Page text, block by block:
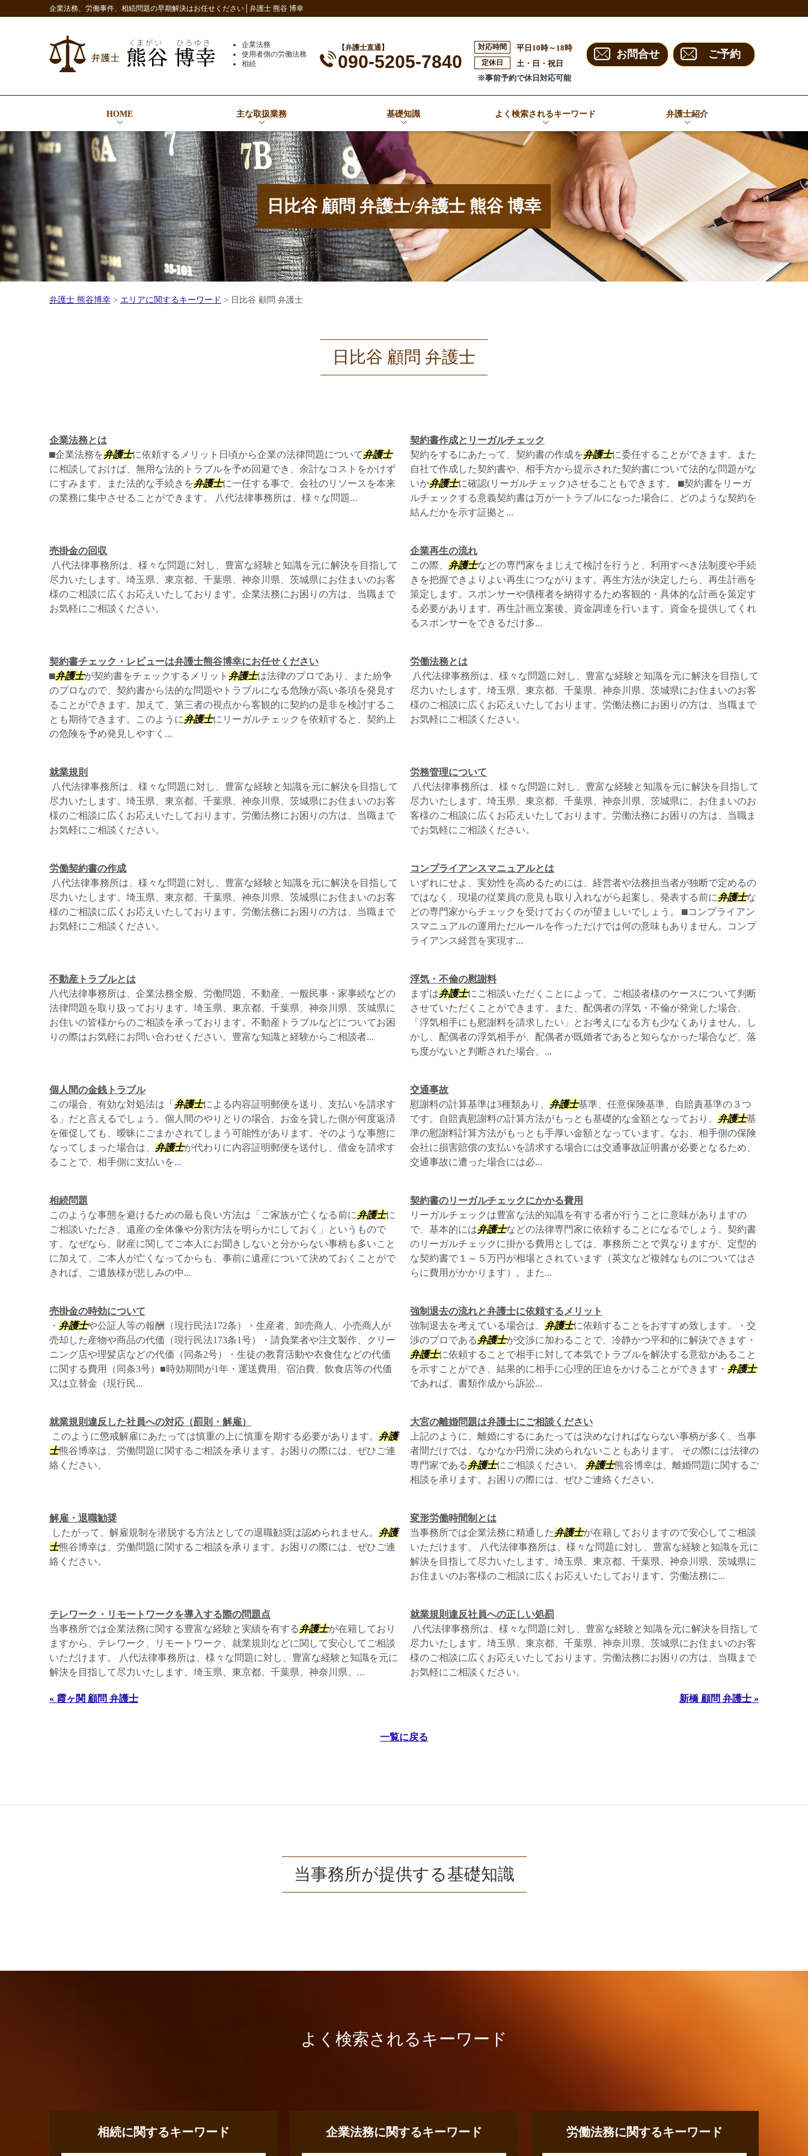
企業法務、労働事件、相続問題の早期解決はお任せください│弁護士 熊谷 博幸
企業法務
使用者側の労働法務
相続
【弁護士直通】
090-5205-7840
対応時間 平日10時～18時
定休日
土・日・祝日
※事前予約で休日対応可能
お問合せ ご予約
HOME 主な取扱業務 基礎知識 よく検索されるキーワード 弁護士紹介
日比谷 顧問 弁護士/弁護士 熊谷 博幸
弁護士 熊谷博幸 > エリアに関するキーワード > 日比谷 顧問 弁護士
日比谷 顧問 弁護士
企業法務とは
⬛︎企業法務を弁護士に依頼するメリット日頃から企業の法律問題について弁護士
に相談しておけば、無用な法的トラブルを予め回避でき、余計なコストをかけず
にすみます。また法的な手続きを弁護士に一任する事で、会社のリソースを本来
の業務に集中させることができます。 八代法律事務所は、様々な問題...
契約書作成とリーガルチェック
契約をするにあたって、契約書の作成を弁護士に委任することができます。また
自社で作成した契約書や、相手方から提示された契約書について法的な問題がな
いか弁護士に確認(リーガルチェック)させることもできます。 ⬛︎契約書をリーガ
ルチェックする意義契約書は万が一トラブルになった場合に、どのような契約を
結んだかを示す証拠と...
売掛金の回収
八代法律事務所は、様々な問題に対し、豊富な経験と知識を元に解決を目指して
尽力いたします。埼玉県、東京都、千葉県、神奈川県、茨城県にお住まいのお客
様のご相談に広くお応えいたしております。企業法務にお困りの方は、当職まで
お気軽にご相談ください。
企業再生の流れ
この際、 弁護士などの専門家をまじえて検討を行うと、利用すべき法制度や手続
きを把握できよりよい再生につながります。再生方法が決定したら、再生計画を
策定します。スポンサーや債権者を納得するため客観的・具体的な計画を策定す
る必要があります。再生計画立案後、資金調達を行います。資金を提供してくれ
るスポンサーをできるだけ多...
契約書チェック・レビューは弁護士熊谷博幸にお任せください
⬛︎弁護士が契約書をチェックするメリット 弁護士は法律のプロであり、また紛争
のプロなので、契約書から法的な問題やトラブルになる危険が高い条項を発見す
ることができます。加えて、第三者の視点から客観的に契約の是非を検討するこ
とも期待できます。このように弁護士にリーガルチェックを依頼すると、契約上
の危険を予め発見しやすく...
労働法務とは
八代法律事務所は、様々な問題に対し、豊富な経験と知識を元に解決を目指して
尽力いたします。埼玉県、東京都、千葉県、神奈川県、茨城県にお住まいのお客
様のご相談に広くお応えいたしております。労働法務にお困りの方は、当職まで
お気軽にご相談ください。
就業規則
八代法律事務所は、様々な問題に対し、豊富な経験と知識を元に解決を目指して
尽力いたします。埼玉県、東京都、千葉県、神奈川県、茨城県にお住まいのお客
様のご相談に広くお応えいたしております。労働法務にお困りの方は、当職まで
お気軽にご相談ください。
労務管理について
八代法律事務所は、様々な問題に対し、豊富な経験と知識を元に解決を目指して
尽力いたします。埼玉県、東京都、千葉県、神奈川県、茨城県に、お住まいのお
客様のご相談に広くお応えいたしております。労働法務にお困りの方は、当職ま
でお気軽にご相談ください。
労働契約書の作成
八代法律事務所は、様々な問題に対し、豊富な経験と知識を元に解決を目指して
尽力いたします。埼玉県、東京都、千葉県、神奈川県、茨城県にお住まいのお客
様のご相談に広くお応えいたしております。労働法務にお困りの方は、当職まで
お気軽にご相談ください。
コンプライアンスマニュアルとは
いずれにせよ、実効性を高めるためには、経営者や法務担当者が独断で定めるの
ではなく、現場の従業員の意見も取り入れながら起案し、発表する前に弁護士な
どの専門家からチェックを受けておくのが望ましいでしょう。 ⬛︎コンプライアン
スマニュアルの運用ただルールを作っただけでは何の意味もありません。コンプ
ライアンス経営を実現す...
不動産トラブルとは
八代法律事務所は、企業法務全般、労働問題、不動産、一般民事・家事続などの
法律問題を取り扱っております。埼玉県、東京都、千葉県、神奈川県、茨城県に
お住いの皆様からのご相談を承っております。不動産トラブルなどについてお困
りの際はお気軽にお問い合わせください。豊富な知識と経験からご相談者...
浮気・不倫の慰謝料
まずは弁護士にご相談いただくことによって、ご相談者様のケースについて判断
させていただくことができます。また、配偶者の浮気・不倫が発覚した場合、
「浮気相手にも慰謝料を請求したい」とお考えになる方も少なくありません。し
かし、配偶者の浮気相手が、配偶者が既婚者であると知らなかった場合など、落
ち度がないと判断された場合、...
個人間の金銭トラブル
この場合、有効な対処法は「 弁護士による内容証明郵便を送り、支払いを請求す
る」だと言えるでしょう。個人間のやりとりの場合、お金を貸した側が何度返済
を催促しても、曖昧にごまかされてしまう可能性があります。そのような事態に
なってしまった場合は、 弁護士が代わりに内容証明郵便を送付し、借金を請求す
ることで、相手側に支払いを...
交通事故
慰謝料の計算基準は3種類あり、 弁護士基準、任意保険基準、自賠責基準の３つ
です。自賠責慰謝料の計算方法がもっとも基礎的な金額となっており、 弁護士基
準の慰謝料計算方法がもっとも手厚い金額となっています。なお、相手側の保険
会社に損害賠償の支払いを請求する場合には交通事故証明書が必要となるため、
交通事故に遭った場合には必...
相続問題
このような事態を避けるための最も良い方法は「ご家族が亡くなる前に弁護士に
ご相談いただき、遺産の全体像や分割方法を明らかにしておく」というもので
す。なぜなら、財産に関してご本人にお聞きしないと分からない事柄も多いこと
に加えて、ご本人が亡くなってからも、事前に遺産について決めておくことがで
きれば、ご遺族様が悲しみの中...
契約書のリーガルチェックにかかる費用
リーガルチェックは豊富な法的知識を有する者が行うことに意味がありますの
で、基本的には弁護士などの法律専門家に依頼することになるでしょう。契約書
のリーガルチェックに掛かる費用としては、事務所ごとで異なりますが、定型的
な契約書で１～５万円が相場とされています（英文など複雑なものについてはさ
らに費用がかかります）。また...
売掛金の時効について
・ 弁護士や公証人等の報酬（現行民法172条）・生産者、卸売商人、小売商人が
売却した産物や商品の代価（現行民法173条1号）・請負業者や注文製作、クリー
ニング店や理髪店などの代価（同条2号）・生徒の教育活動や衣食住などの代価
に関する費用（同条3号）■時効期間が1年・運送費用、宿泊費、飲食店等の代価
又は立替金（現行民...
強制退去の流れと弁護士に依頼するメリット
強制退去を考えている場合は、 弁護士に依頼することをおすすめ致します。・交
渉のプロである弁護士が交渉に加わることで、冷静かつ平和的に解決できます・
弁護士に依頼することで相手に対して本気でトラブルを解決する意欲があること
を示すことができ、結果的に相手に心理的圧迫をかけることができます・ 弁護士
であれば、書類作成から訴訟...
就業規則違反した社員への対応（罰則・解雇）
このように懲戒解雇にあたっては慎重の上に慎重を期する必要があります。 弁護
士熊谷博幸は、労働問題に関するご相談を承ります。お困りの際には、ぜひご連
絡ください。
大宮の離婚問題は弁護士にご相談ください
上記のように、離婚にするにあたっては決めなければならない事柄が多く、当事
者間だけでは、なかなか円滑に決められないこともあります。 その際には法律の
専門家である弁護士にご相談ください。 弁護士熊谷博幸は、離婚問題に関するご
相談を承ります。お困りの際には、ぜひご連絡ください。
解雇・退職勧奨
したがって、解雇規制を潜脱する方法としての退職勧奨は認められません。 弁護
士熊谷博幸は、労働問題に関するご相談を承ります。お困りの際には、ぜひご連
絡ください。
変形労働時間制とは
当事務所では企業法務に精通した弁護士が在籍しておりますので安心してご相談
いただけます。 八代法律事務所は、様々な問題に対し、豊富な経験と知識を元に
解決を目指して尽力いたします。埼玉県、東京都、千葉県、神奈川県、茨城県に
お住まいのお客様のご相談に広くお応えいたしております。労働法務に...
テレワーク・リモートワークを導入する際の問題点
当事務所では企業法務に関する豊富な経験と実績を有する弁護士が在籍しており
ますから、テレワーク、リモートワーク、就業規則などに関して安心してご相談
いただけます。 八代法律事務所は、様々な問題に対し、豊富な経験と知識を元に
解決を目指して尽力いたします。埼玉県、東京都、千葉県、神奈川県、...
就業規則違反社員への正しい処罰
八代法律事務所は、様々な問題に対し、豊富な経験と知識を元に解決を目指して
尽力いたします。埼玉県、東京都、千葉県、神奈川県、茨城県にお住まいのお客
様のご相談に広くお応えいたしております。労働法務にお困りの方は、当職まで
お気軽にご相談ください。
« 霞ヶ関 顧問 弁護士 新橋 顧問 弁護士 »
一覧に戻る
当事務所が提供する基礎知識
よく検索されるキーワード
相続に関するキーワード 企業法務に関するキーワード 労働法務に関するキーワード